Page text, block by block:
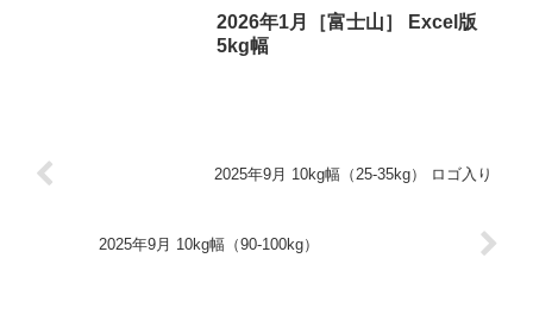
2026年1月［富士山］ Excel版
5kg幅
2025年9月 10kg幅（25-35kg） ロゴ入り
2025年9月 10kg幅（90-100kg）